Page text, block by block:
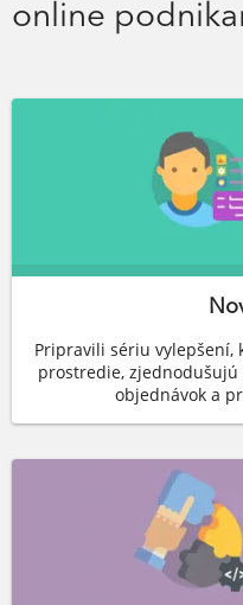
online
Pripravili sériu vylepšení,
prostredie,
objednávok a